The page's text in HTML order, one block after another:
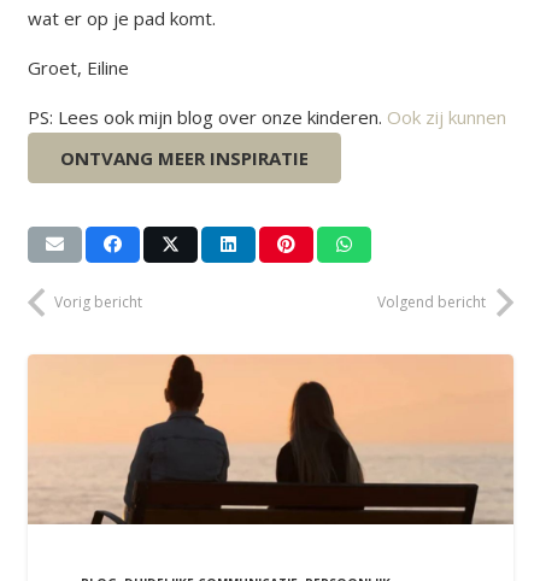
wat er op je pad komt.
Groet, Eiline
PS: Lees ook mijn blog over onze kinderen. Ook zij kunnen
veel meer dan (wij) denken.
ONTVANG MEER INSPIRATIE
Vorig bericht Volgend bericht